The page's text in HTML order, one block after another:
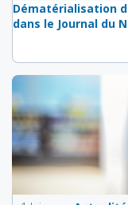
Dématérialisation
dans le Journal du